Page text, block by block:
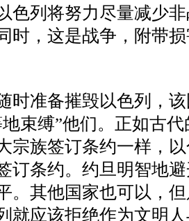
色列将努力尽量减少
时，这是战争，附带
时准备摧毁以色列，
束缚”他们。正如古
宗族签订条约一样，
订条约。约旦明智地
。其他国家也可以，
就应该拒绝作为文明